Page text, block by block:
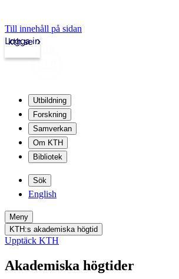
Till innehåll på sidan
kth.se
Logga in
Utbildning
Forskning
Samverkan
Om KTH
Bibliotek
Sök
English
Meny
KTH:s akademiska högtid
Upptäck KTH
Akademiska högtider